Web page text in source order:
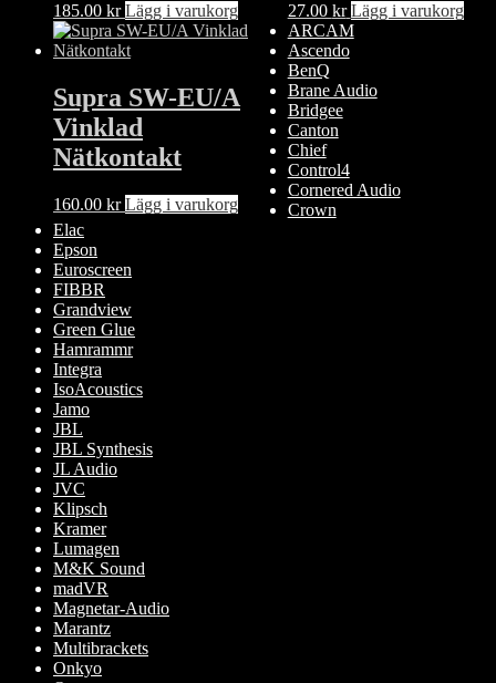
väljas
på
produktsidan
185.00 kr Lägg i varukorg 27.00 kr Lägg i varukorg
Supra SW-EU/A
Vinklad
Nätkontakt
160.00 kr Lägg i varukorg
ARCAM
Ascendo
BenQ
Brane Audio
Bridgee
Canton
Chief
Control4
Cornered Audio
Crown
Elac
Epson
Euroscreen
FIBBR
Grandview
Green Glue
Hamrammr
Integra
IsoAcoustics
Jamo
JBL
JBL Synthesis
JL Audio
JVC
Klipsch
Kramer
Lumagen
M&K Sound
madVR
Magnetar-Audio
Marantz
Multibrackets
Onkyo